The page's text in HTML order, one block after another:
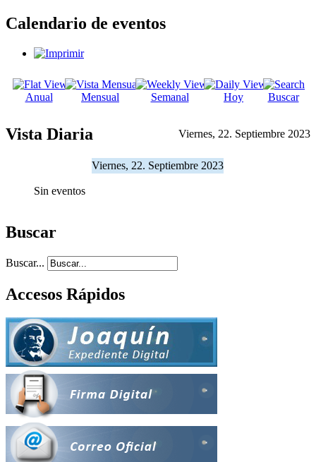
Calendario de eventos
Anual Mensual Semanal Hoy Buscar
Vista Diaria Viernes, 22. Septiembre 2023
Viernes, 22. Septiembre 2023
Sin eventos
Buscar
Buscar...
Accesos Rápidos